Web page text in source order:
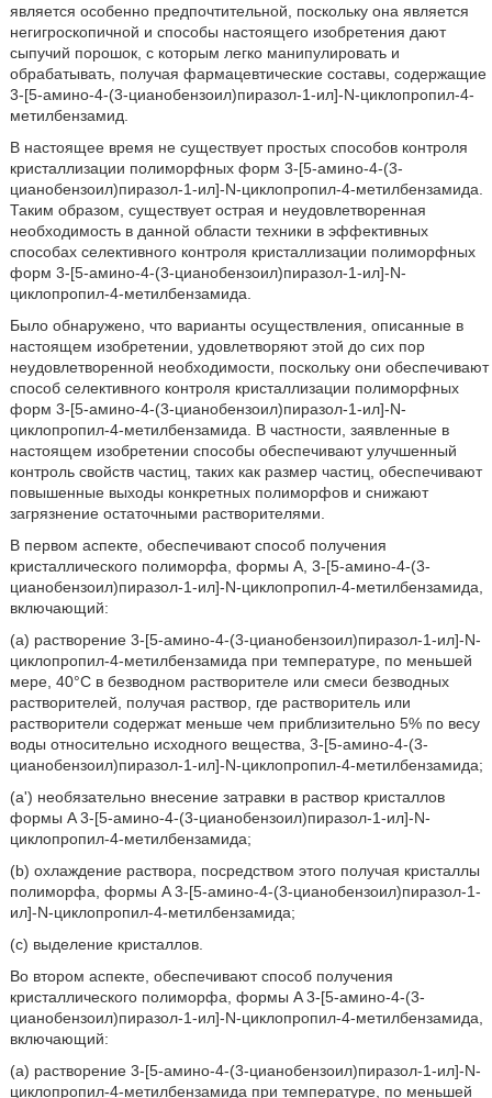
является особенно предпочтительной, поскольку она является
негигроскопичной и способы настоящего изобретения дают
сыпучий порошок, с которым легко манипулировать и
обрабатывать, получая фармацевтические составы, содержащие
3-[5-амино-4-(3-цианобензоил)пиразол-1-ил]-N-циклопропил-4-
метилбензамид.
В настоящее время не существует простых способов контроля
кристаллизации полиморфных форм 3-[5-амино-4-(3-
цианобензоил)пиразол-1-ил]-N-циклопропил-4-метилбензамида.
Таким образом, существует острая и неудовлетворенная
необходимость в данной области техники в эффективных
способах селективного контроля кристаллизации полиморфных
форм 3-[5-амино-4-(3-цианобензоил)пиразол-1-ил]-N-
циклопропил-4-метилбензамида.
Было обнаружено, что варианты осуществления, описанные в
настоящем изобретении, удовлетворяют этой до сих пор
неудовлетворенной необходимости, поскольку они обеспечивают
способ селективного контроля кристаллизации полиморфных
форм 3-[5-амино-4-(3-цианобензоил)пиразол-1-ил]-N-
циклопропил-4-метилбензамида. В частности, заявленные в
настоящем изобретении способы обеспечивают улучшенный
контроль свойств частиц, таких как размер частиц, обеспечивают
повышенные выходы конкретных полиморфов и снижают
загрязнение остаточными растворителями.
В первом аспекте, обеспечивают способ получения
кристаллического полиморфа, формы A, 3-[5-амино-4-(3-
цианобензоил)пиразол-1-ил]-N-циклопропил-4-метилбензамида,
включающий:
(a) растворение 3-[5-амино-4-(3-цианобензоил)пиразол-1-ил]-N-
циклопропил-4-метилбензамида при температуре, по меньшей
мере, 40°C в безводном растворителе или смеси безводных
растворителей, получая раствор, где растворитель или
растворители содержат меньше чем приблизительно 5% по весу
воды относительно исходного вещества, 3-[5-амино-4-(3-
цианобензоил)пиразол-1-ил]-N-циклопропил-4-метилбензамида;
(a') необязательно внесение затравки в раствор кристаллов
формы A 3-[5-амино-4-(3-цианобензоил)пиразол-1-ил]-N-
циклопропил-4-метилбензамида;
(b) охлаждение раствора, посредством этого получая кристаллы
полиморфа, формы A 3-[5-амино-4-(3-цианобензоил)пиразол-1-
ил]-N-циклопропил-4-метилбензамида;
(c) выделение кристаллов.
Во втором аспекте, обеспечивают способ получения
кристаллического полиморфа, формы A 3-[5-амино-4-(3-
цианобензоил)пиразол-1-ил]-N-циклопропил-4-метилбензамида,
включающий:
(a) растворение 3-[5-амино-4-(3-цианобензоил)пиразол-1-ил]-N-
циклопропил-4-метилбензамида при температуре, по меньшей